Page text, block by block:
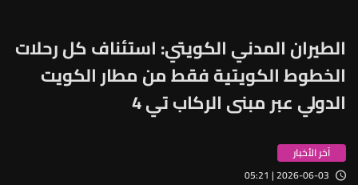
الطيران المدني الكويتي: استئناف كل رحلات
الخطوط الكويتية فقط من مطار الكويت
الدولي عبر مبنى الركاب تي 4
آخر الأخبار
2026-06-03 | 05:21